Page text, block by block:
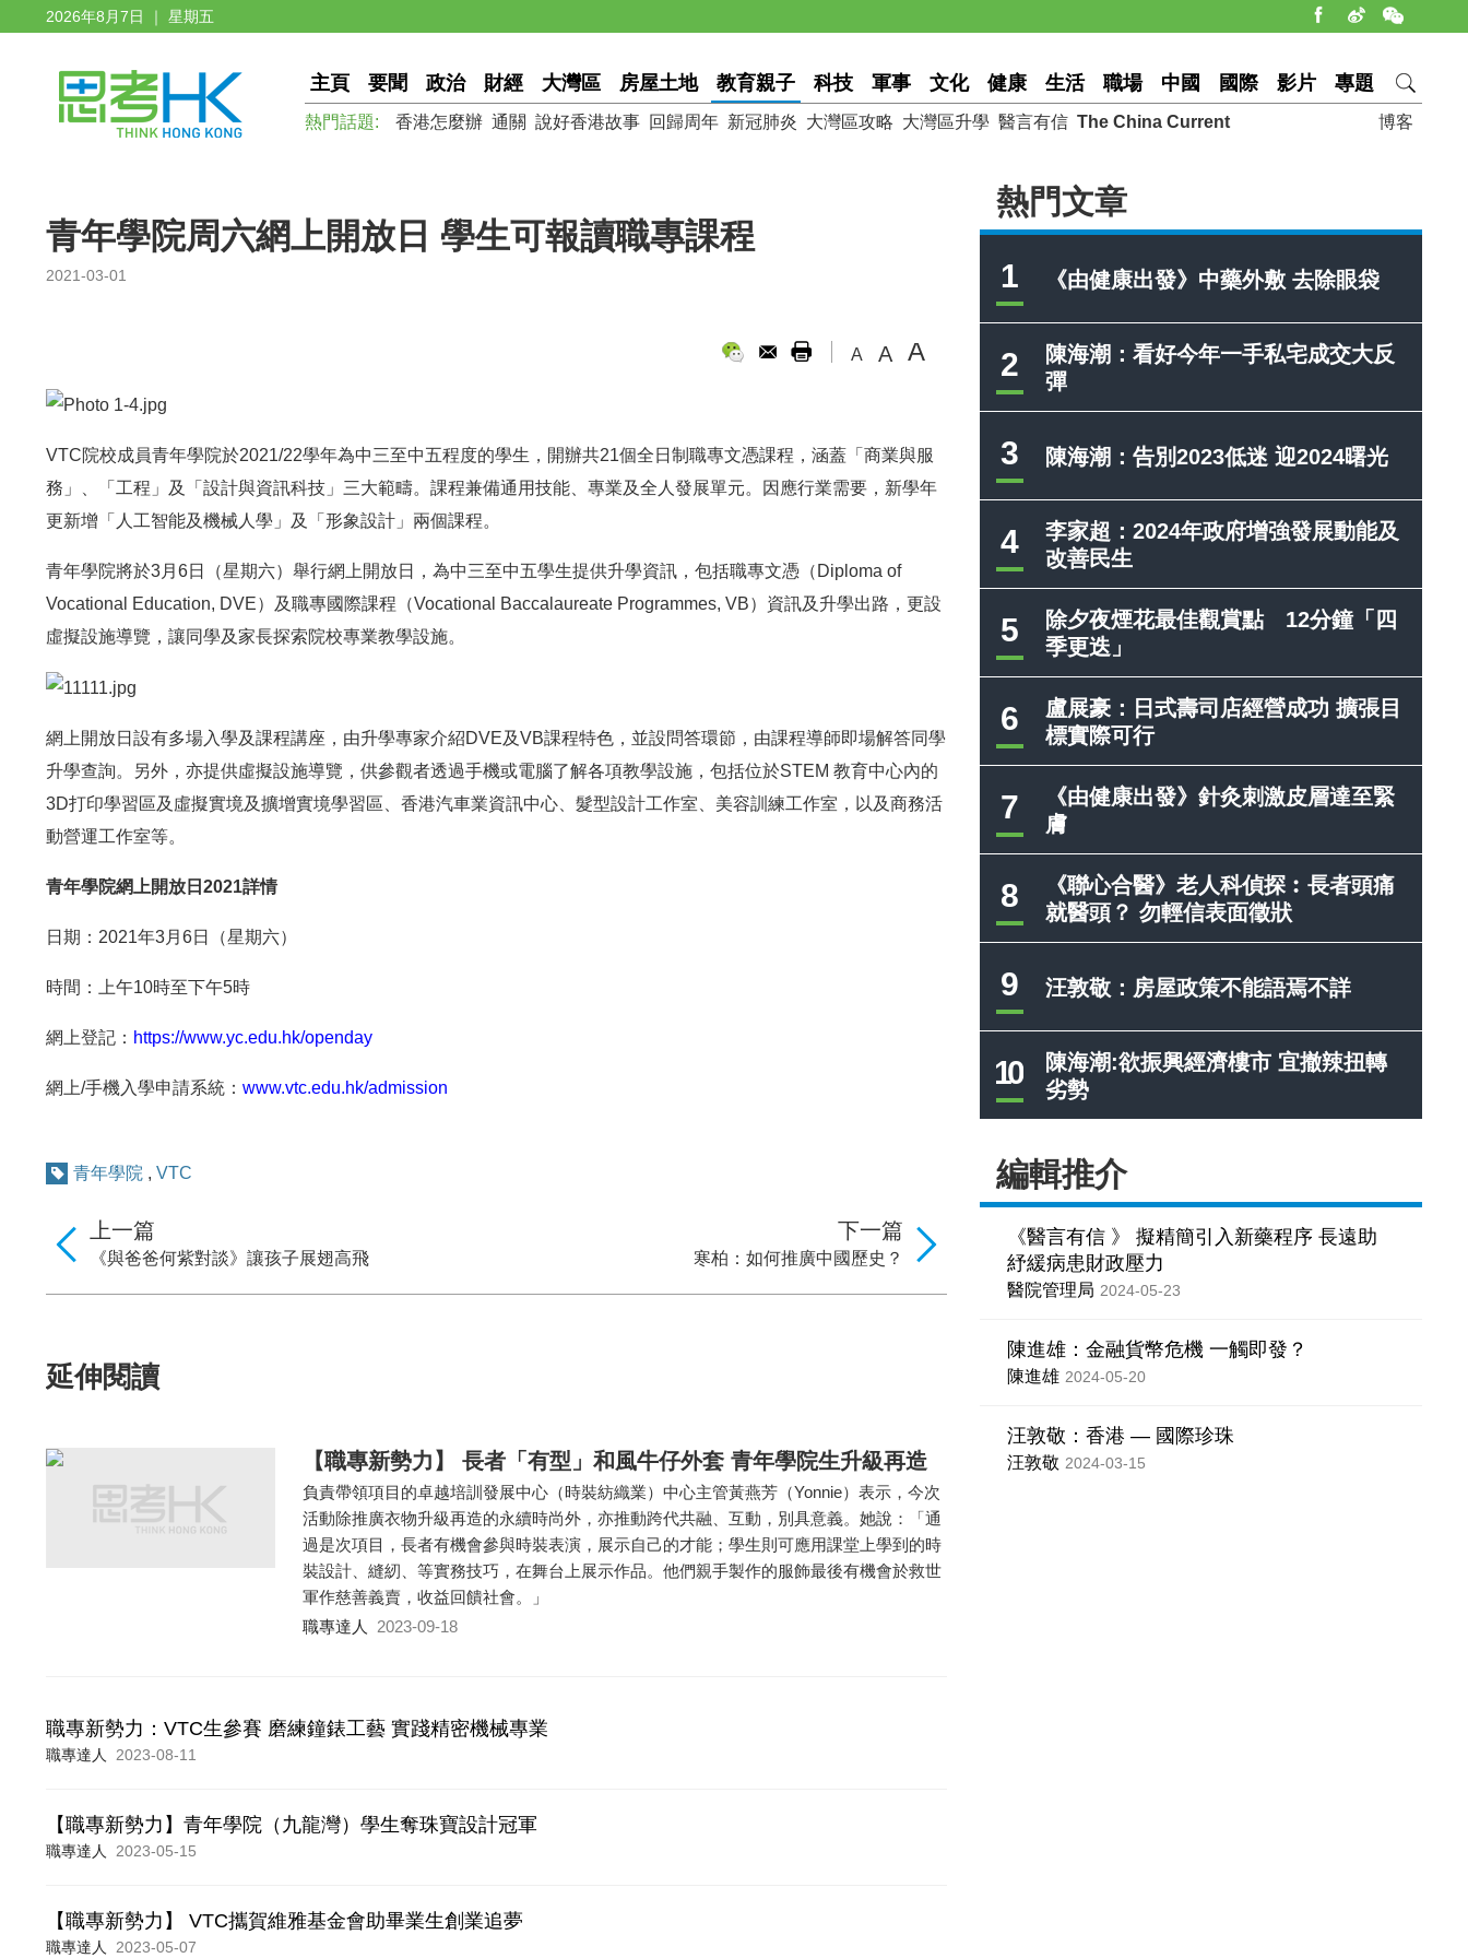
2026年8月7日 ｜ 星期五
主頁 要聞 政治 財經 大灣區 房屋土地 教育親子 科技 軍事 文化 健康 生活 職場 中國 國際 影片 專題
博客
熱門話題: 香港怎麼辦 通關 說好香港故事 回歸周年 新冠肺炎 大灣區攻略 大灣區升學 醫言有信 The China Current
熱門文章
1 《由健康出發》中藥外敷 去除眼袋
2
陳海潮：看好今年一手私宅成交大反
彈
3 陳海潮：告別2023低迷 迎2024曙光
4
李家超：2024年政府增強發展動能及
改善民生
5
除夕夜煙花最佳觀賞點 12分鐘「四
季更迭」
6
盧展豪：日式壽司店經營成功 擴張目
標實際可行
7
《由健康出發》針灸刺激皮層達至緊
膚
8
《聯心合醫》老人科偵探︰長者頭痛
就醫頭？ 勿輕信表面徵狀
9 汪敦敬：房屋政策不能語焉不詳
10
陳海潮:欲振興經濟樓市 宜撤辣扭轉
劣勢
編輯推介
《醫言有信 》 擬精簡引入新藥程序 長遠助
紓緩病患財政壓力
醫院管理局 2024-05-23
陳進雄：金融貨幣危機 一觸即發？
陳進雄 2024-05-20
汪敦敬：香港 — 國際珍珠
汪敦敬 2024-03-15
青年學院周六網上開放日 學生可報讀職專課程
2021-03-01
A A A
VTC院校成員青年學院於2021/22學年為中三至中五程度的學生，開辦共21個全日制職專文憑課程，涵蓋「商業與服
務」、「工程」及「設計與資訊科技」三大範疇。課程兼備通用技能、專業及全人發展單元。因應行業需要，新學年
更新增「人工智能及機械人學」及「形象設計」兩個課程。
青年學院將於3月6日（星期六）舉行網上開放日，為中三至中五學生提供升學資訊，包括職專文憑（Diploma of
Vocational Education, DVE）及職專國際課程（Vocational Baccalaureate Programmes, VB）資訊及升學出路，更設
虛擬設施導覽，讓同學及家長探索院校專業教學設施。
網上開放日設有多場入學及課程講座，由升學專家介紹DVE及VB課程特色，並設問答環節，由課程導師即場解答同學
升學查詢。另外，亦提供虛擬設施導覽，供參觀者透過手機或電腦了解各項教學設施，包括位於STEM 教育中心內的
3D打印學習區及虛擬實境及擴增實境學習區、香港汽車業資訊中心、髮型設計工作室、美容訓練工作室，以及商務活
動營運工作室等。
青年學院網上開放日2021詳情
日期：2021年3月6日（星期六）
時間：上午10時至下午5時
網上登記： https://www.yc.edu.hk/openday
網上/手機入學申請系統： www.vtc.edu.hk/admission
青年學院 , VTC
下一篇
寒柏：如何推廣中國歷史？
上一篇
《與爸爸何紫對談》讓孩子展翅高飛
延伸閱讀
【職專新勢力】 長者「有型」和風牛仔外套 青年學院生升級再造
負責帶領項目的卓越培訓發展中心（時裝紡織業）中心主管黃燕芳（Yonnie）表示，今次
活動除推廣衣物升級再造的永續時尚外，亦推動跨代共融、互動，別具意義。她說：「通
過是次項目，長者有機會參與時裝表演，展示自己的才能；學生則可應用課堂上學到的時
裝設計、縫紉、等實務技巧，在舞台上展示作品。他們親手製作的服飾最後有機會於救世
軍作慈善義賣，收益回饋社會。」
職專達人 2023-09-18
職專新勢力：VTC生參賽 磨練鐘錶工藝 實踐精密機械專業
職專達人 2023-08-11
【職專新勢力】青年學院（九龍灣）學生奪珠寶設計冠軍
職專達人 2023-05-15
【職專新勢力】 VTC攜賀維雅基金會助畢業生創業追夢
職專達人 2023-05-07